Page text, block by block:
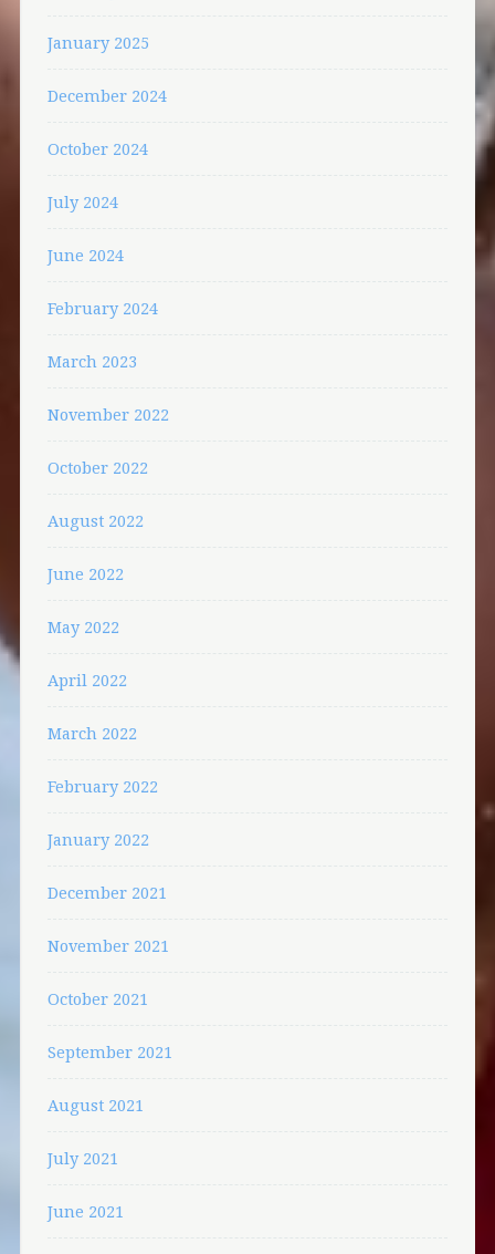
January 2025
December 2024
October 2024
July 2024
June 2024
February 2024
March 2023
November 2022
October 2022
August 2022
June 2022
May 2022
April 2022
March 2022
February 2022
January 2022
December 2021
November 2021
October 2021
September 2021
August 2021
July 2021
June 2021